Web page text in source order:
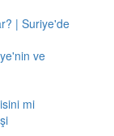
| Suriye'de
ve
mi